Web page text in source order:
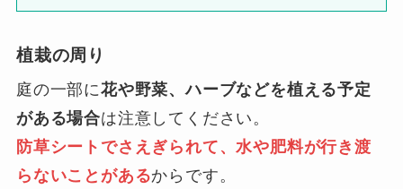
植栽の周り
庭の一部に花や野菜、ハーブなどを植える予定
がある場合は注意してください。
防草シートでさえぎられて、水や肥料が行き渡
らないことがあるからです。